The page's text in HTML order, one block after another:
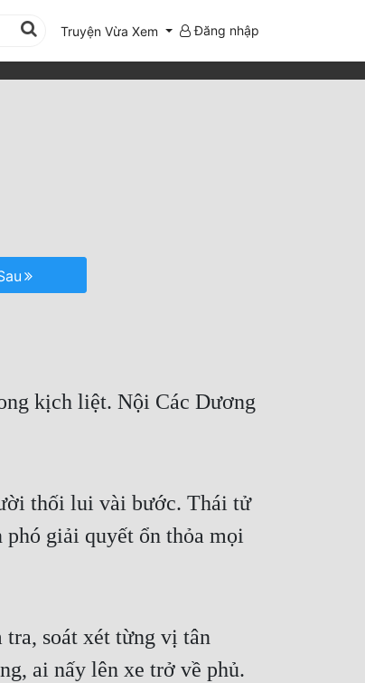
Truyện Vừa Xem Đăng nhập
kịch liệt. Nội Các Dương
thối lui vài bước. Thái tử
giải quyết ổn thỏa mọi
soát xét từng vị tân
ai nấy lên xe trở về phủ.